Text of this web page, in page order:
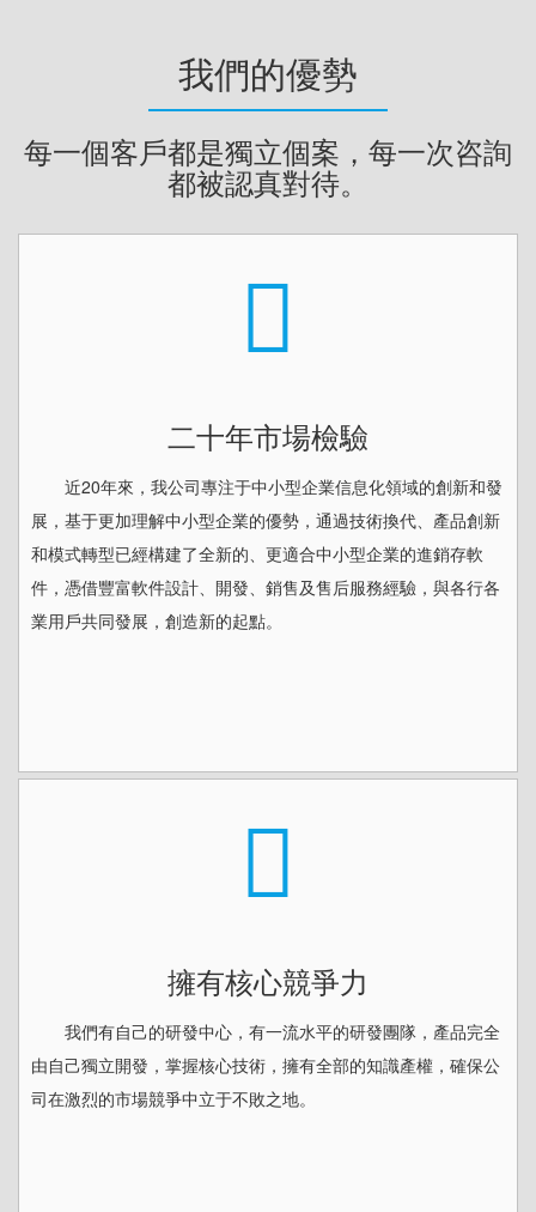
我們的優勢
每一個客戶都是獨立個案，每一次咨詢
都被認真對待。
二十年市場檢驗
近20年來，我公司專注于中小型企業信息化領域的創新和發
展，基于更加理解中小型企業的優勢，通過技術換代、產品創新
和模式轉型已經構建了全新的、更適合中小型企業的進銷存軟
件，憑借豐富軟件設計、開發、銷售及售后服務經驗，與各行各
業用戶共同發展，創造新的起點。
擁有核心競爭力
我們有自己的研發中心，有一流水平的研發團隊，產品完全
由自己獨立開發，掌握核心技術，擁有全部的知識產權，確保公
司在激烈的市場競爭中立于不敗之地。